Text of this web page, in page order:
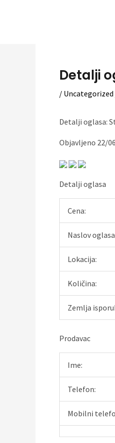
Detalji
/ Uncategorized
Detalji oglasa:
Objavljeno 22/
Detalji oglasa
Cena:
Naslov
Lokacija:
Količina:
Zemlja
Prodavac
Ime:
Telefon:
Mobilni